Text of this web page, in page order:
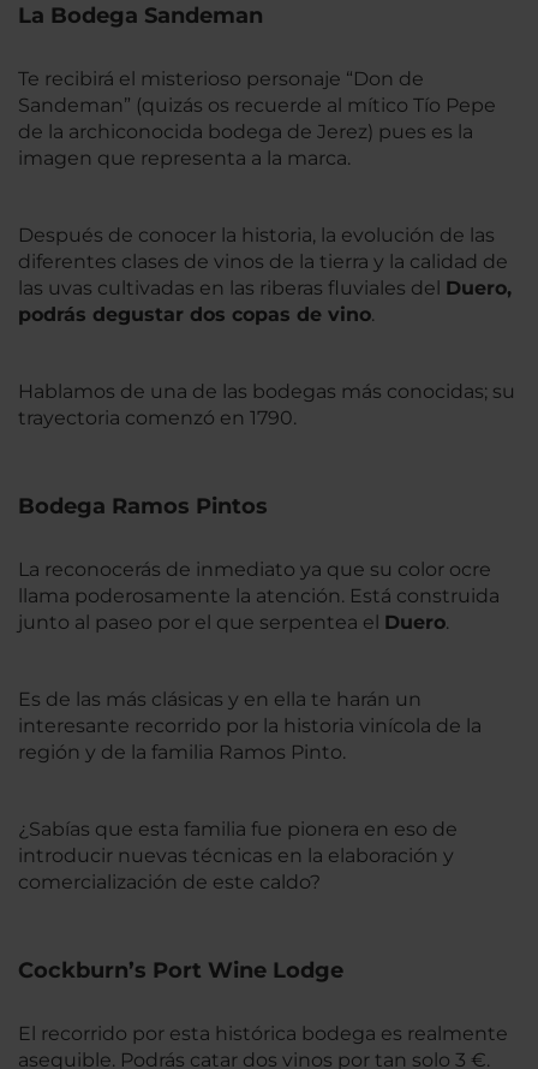
La Bodega Sandeman
Te recibirá el misterioso personaje “Don de
Sandeman” (quizás os recuerde al mítico Tío Pepe
de la archiconocida bodega de Jerez) pues es la
imagen que representa a la marca.
Después de conocer la historia, la evolución de las
diferentes clases de vinos de la tierra y la calidad de
las uvas cultivadas en las riberas fluviales del Duero,
podrás degustar dos copas de vino.
Hablamos de una de las bodegas más conocidas; su
trayectoria comenzó en 1790.
Bodega Ramos Pintos
La reconocerás de inmediato ya que su color ocre
llama poderosamente la atención. Está construida
junto al paseo por el que serpentea el Duero.
Es de las más clásicas y en ella te harán un
interesante recorrido por la historia vinícola de la
región y de la familia Ramos Pinto.
¿Sabías que esta familia fue pionera en eso de
introducir nuevas técnicas en la elaboración y
comercialización de este caldo?
Cockburn’s Port Wine Lodge
El recorrido por esta histórica bodega es realmente
asequible. Podrás catar dos vinos por tan solo 3 €.